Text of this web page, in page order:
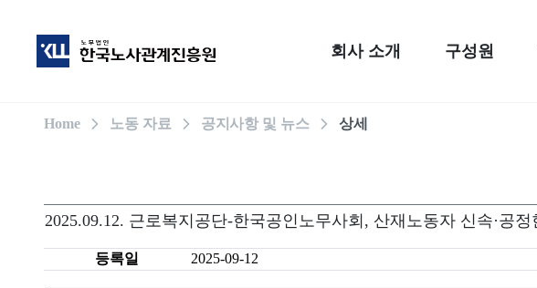
회사 소개 구성원
Home 노동 자료 공지사항 및 뉴스 상세
2025.09.12. 근로복지공단-한국공인노무사회, 산재노동자 신속·공
등록일 2025-09-12